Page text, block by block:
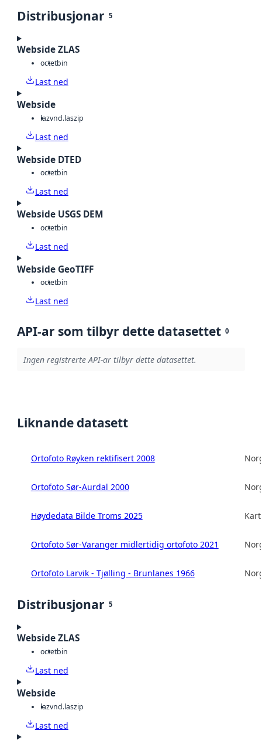
Distribusjonar 5
Webside ZLAS
octetbin
Last ned
Webside
lazvnd.laszip
Last ned
Webside DTED
octetbin
Last ned
Webside USGS DEM
octetbin
Last ned
Webside GeoTIFF
octetbin
Last ned
API-ar som tilbyr dette datasettet 0
Ingen registrerte API-ar tilbyr dette datasettet.
Liknande datasett
Ortofoto Røyken rektifisert 2008
Ortofoto Sør-Aurdal 2000
Høydedata Bilde Troms 2025
Ortofoto Sør-Varanger midlertidig ortofoto 2021
Ortofoto Larvik - Tjølling - Brunlanes 1966
Distribusjonar 5
Webside ZLAS
octetbin
Last ned
Webside
lazvnd.laszip
Last ned